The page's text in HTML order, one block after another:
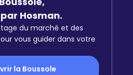
Hosman.
du marché et des
vous guider dans votre
la Boussole